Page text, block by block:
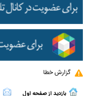
گزارش خطا
بازدید از صفحه اول